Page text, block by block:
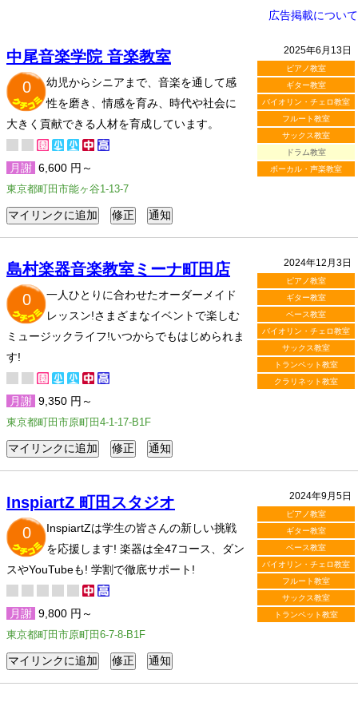
広告掲載について
2025年6月13日
ピアノ教室
ギター教室
バイオリン・チェロ教室
フルート教室
サックス教室
ドラム教室
ボーカル・声楽教室
中尾音楽学院 音楽教室
0
幼児からシニアまで、音楽を通して感
性を磨き、情感を育み、時代や社会に
大きく貢献できる人材を育成しています。
月謝 6,600 円～
東京都町田市能ヶ谷1-13-7
2024年12月3日
ピアノ教室
ギター教室
ベース教室
バイオリン・チェロ教室
サックス教室
トランペット教室
クラリネット教室
島村楽器音楽教室ミーナ町田店
0
一人ひとりに合わせたオーダーメイド
レッスン!さまざまなイベントで楽しむ
ミュージックライフ!いつからでもはじめられま
す!
月謝 9,350 円～
東京都町田市原町田4-1-17-B1F
2024年9月5日
ピアノ教室
ギター教室
ベース教室
バイオリン・チェロ教室
フルート教室
サックス教室
トランペット教室
InspiartZ 町田スタジオ
0
InspiartZは学生の皆さんの新しい挑戦
を応援します! 楽器は全47コース、ダン
スやYouTubeも! 学割で徹底サポート!
月謝 9,800 円～
東京都町田市原町田6-7-8-B1F